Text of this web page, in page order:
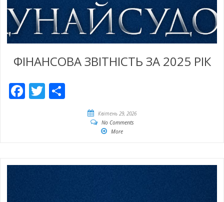
ФІНАНСОВА ЗВІТНІСТЬ ЗА 2025 РІК
Facebook
Twitter
Квітень 29, 2026
No Comments
More